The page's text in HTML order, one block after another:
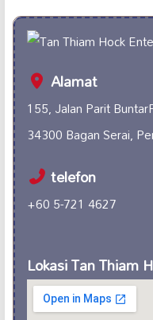
Alamat
155, Jalan Parit
34300 Bagan Serai,
telefon
+60 5-721 4627
Lokasi Tan Thiam